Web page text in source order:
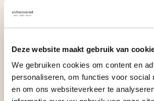
Deze website maakt gebruik van
We gebruiken cookies om content en
personaliseren, om functies voor social
en om ons websiteverkeer te